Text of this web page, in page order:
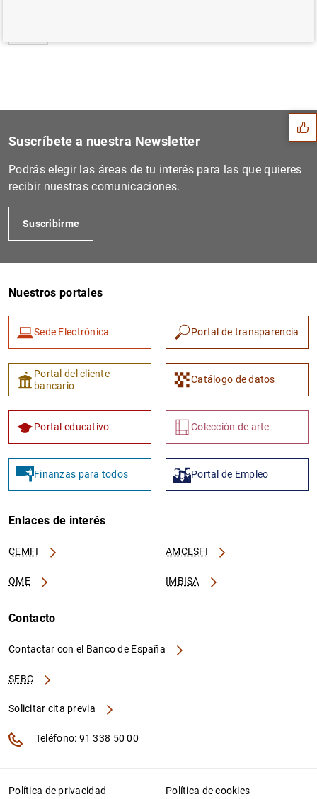
Sugerencias
1 2
Suscríbete a nuestra Newsletter
Podrás elegir las áreas de tu interés para las que quieres
recibir nuestras comunicaciones.
Suscribirme
Nuestros portales
Sede Electrónica Portal de transparencia
Portal del cliente
bancario
Catálogo de datos
Portal educativo Colección de arte
Finanzas para todos Portal de Empleo
Enlaces de interés
CEMFI AMCESFI
OME IMBISA
Contacto
Contactar con el Banco de España
SEBC
Solicitar cita previa
Teléfono: 91 338 50 00
Política de privacidad Política de cookies